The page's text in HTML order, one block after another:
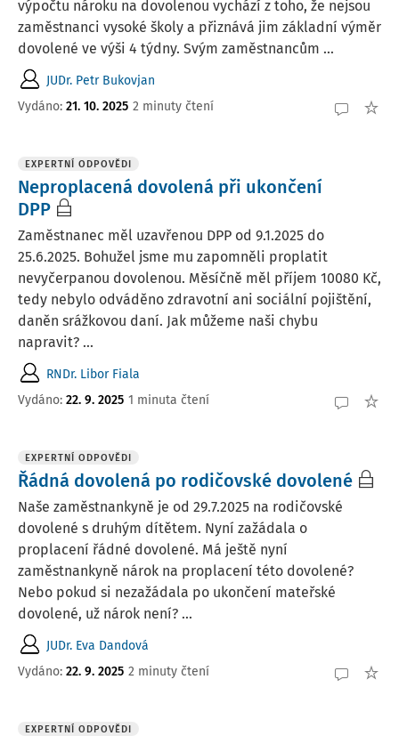
výpočtu nároku na dovolenou vychází z toho, že nejsou
zaměstnanci vysoké školy a přiznává jim základní výměr
dovolené ve výši 4 týdny. Svým zaměstnancům ...
JUDr. Petr Bukovjan
Vydáno: 21. 10. 2025 2 minuty čtení
EXPERTNÍ ODPOVĚDI
Neproplacená dovolená při ukončení
DPP
Zaměstnanec měl uzavřenou DPP od 9.1.2025 do
25.6.2025. Bohužel jsme mu zapomněli proplatit
nevyčerpanou dovolenou. Měsíčně měl příjem 10080 Kč,
tedy nebylo odváděno zdravotní ani sociální pojištění,
daněn srážkovou daní. Jak můžeme naši chybu
napravit? ...
RNDr. Libor Fiala
Vydáno: 22. 9. 2025 1 minuta čtení
EXPERTNÍ ODPOVĚDI
Řádná dovolená po rodičovské dovolené
Naše zaměstnankyně je od 29.7.2025 na rodičovské
dovolené s druhým dítětem. Nyní zažádala o
proplacení řádné dovolené. Má ještě nyní
zaměstnankyně nárok na proplacení této dovolené?
Nebo pokud si nezažádala po ukončení mateřské
dovolené, už nárok není? ...
JUDr. Eva Dandová
Vydáno: 22. 9. 2025 2 minuty čtení
EXPERTNÍ ODPOVĚDI